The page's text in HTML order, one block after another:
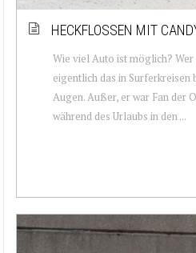
HECKFLOSSEN MIT
Wie viel Auto ist möglich?
eigentlich das in
Augen. Außer, er war Fan der
während des Urlaubs in den ...